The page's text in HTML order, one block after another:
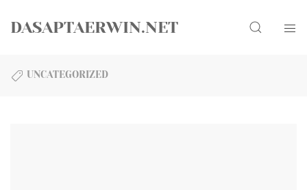
DASAPTAERWIN.NET Search
UNCATEGORIZED